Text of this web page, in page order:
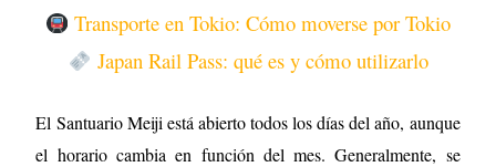
Transporte en Tokio: Cómo moverse por Tokio
Japan Rail Pass: qué es y cómo utilizarlo
El Santuario Meiji está abierto todos los días del año, aunque
el horario cambia en función del mes. Generalmente, se